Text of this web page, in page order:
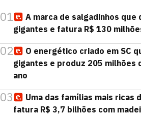
01
A marca de salgadinhos que
gigantes e fatura R$ 130
02
O energético criado em SC
gigantes e produz 205 milhões
ano
03
Uma das famílias mais ricas
fatura R$ 3,7 bilhões com